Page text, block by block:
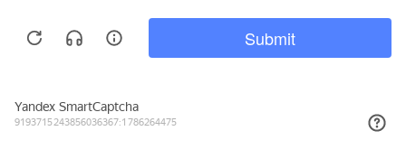
Принимаем к оплате:
Мы используем файлы cookie, метрические программы и системы
ПРИНЯТЬ